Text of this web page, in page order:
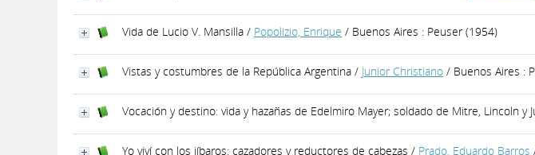
Vida de Lucio V. Mansilla / Popolizio, Enrique / Buenos Aires : Peuser (1954)
Vistas y costumbres de la República Argentina / Junior Christiano / Buenos Aires :
Vocación y destino: vida y hazañas de Edelmiro Mayer; soldado de Mitre, Lincoln y
Yo viví con los jíbaros: cazadores y reductores de cabezas / Prado, Eduardo Barros